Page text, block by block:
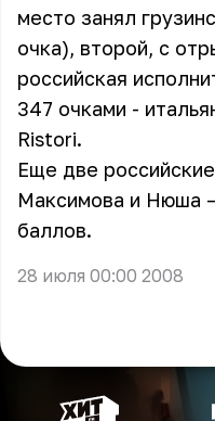
место занял
очка), второй, с
российская
347 очками -
Ristori.
Еще две
Максимова и Нюша
баллов.
28 июля 00:00 2008